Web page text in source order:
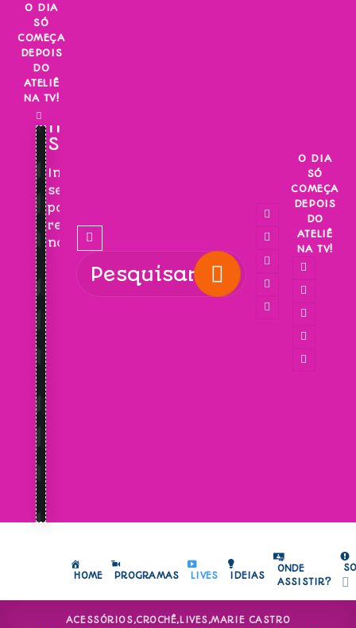
Skip
content
O DIA
SÓ
COMEÇA
DEPOIS
DO
ATELIÊ
NA TV!
INSCREVA-
SE!
Inscreva-
se
para
receber
novidades!
O DIA
SÓ
COMEÇA
DEPOIS
DO
ATELIÊ
NA TV!
HOME PROGRAMAS LIVES IDEIAS
ONDE
ASSISTIR?
ACESSÓRIOS,CROCHÊ, LIVES,MARIE CASTRO